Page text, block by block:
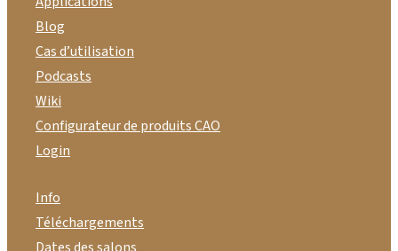
Blog
Cas d’utilisation
Podcasts
Wiki
Configurateur de produits CAO
Login
Info
Téléchargements